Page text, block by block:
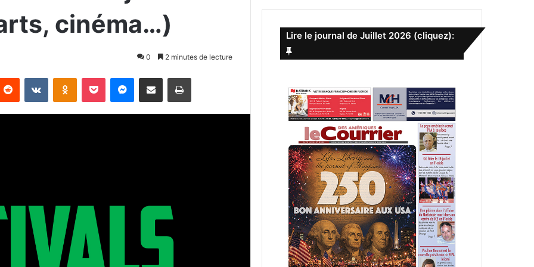
cinéma…)
0 2 minutes de lecture
c
h
:
Lire le journal de Juillet 2026 (cliquez):